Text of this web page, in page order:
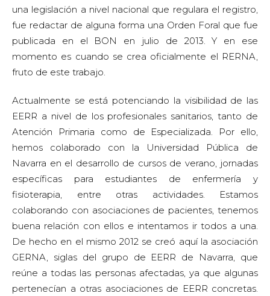
una legislación a nivel nacional que regulara el registro,
fue redactar de alguna forma una Orden Foral que fue
publicada en el BON en julio de 2013. Y en ese
momento es cuando se crea oficialmente el RERNA,
fruto de este trabajo.
Actualmente se está potenciando la visibilidad de las
EERR a nivel de los profesionales sanitarios, tanto de
Atención Primaria como de Especializada. Por ello,
hemos colaborado con la Universidad Pública de
Navarra en el desarrollo de cursos de verano, jornadas
específicas para estudiantes de enfermería y
fisioterapia, entre otras actividades. Estamos
colaborando con asociaciones de pacientes, tenemos
buena relación con ellos e intentamos ir todos a una.
De hecho en el mismo 2012 se creó aquí la asociación
GERNA, siglas del grupo de EERR de Navarra, que
reúne a todas las personas afectadas, ya que algunas
pertenecían a otras asociaciones de EERR concretas.